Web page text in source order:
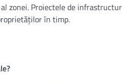
zonei. Proiectele de
în timp.